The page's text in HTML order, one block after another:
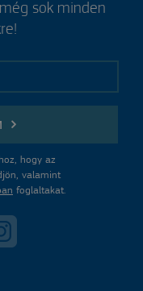
sok minden
hogy az
valamint
foglaltakat.